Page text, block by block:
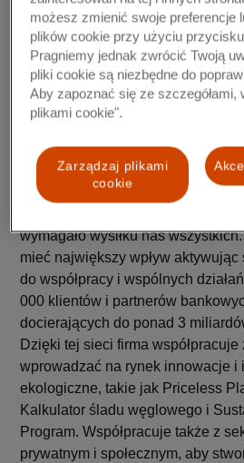
ograniczyć użycie
produkcji kart. Banki
obejmują ponad 80 różnych
2021 roku firma uruchomiła
Eco-Certification („CEC”).
przyszłości
wymagało wysiłku nas
mieć największy wpływ
do współpracy i wspólnych
000 klientów i partnerów
docierających do ponad 3
Dzięki tej sieci firma współpracuje
wprowadzać na rynek innowacje i
ekologiczne, takie jak Priceless
Kalkulator śladu węglowego i
Program. Współpracuje także z
prywatnym i społecznym, aby
możesz zmienić swoje preferencje
plików cookie przy użyciu
Pragniemy jednak zwrócić Twoją
pliki cookie są niezbędne do
Aby zapoznać się ze szczegółami,
plikami cookie".
Zarządzaj plikami
cookie